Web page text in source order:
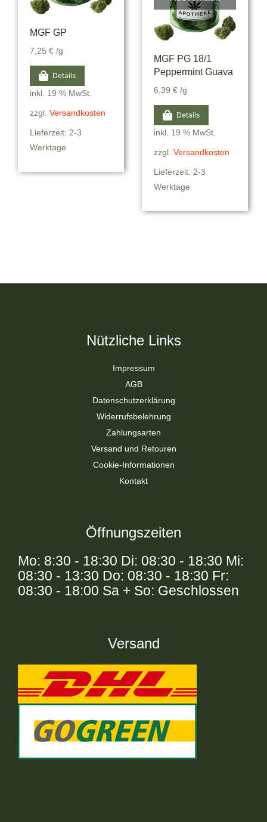
MGF GP
7,25 € /g
Details
inkl. 19 % MwSt.
zzgl. Versandkosten
Lieferzeit: 2-3
Werktage
MGF PG 18/1
Peppermint Guava
6,39 € /g
Details
inkl. 19 % MwSt.
zzgl. Versandkosten
Lieferzeit: 2-3
Werktage
Nützliche Links
Impressum
AGB
Datenschutzerklärung
Widerrufsbelehrung
Zahlungsarten
Versand und Retouren
Cookie-Informationen
Kontakt
Öffnungszeiten
Mo: 8:30 - 18:30 Di: 08:30 - 18:30 Mi:
08:30 - 13:30 Do: 08:30 - 18:30 Fr:
08:30 - 18:00 Sa + So: Geschlossen
Versand